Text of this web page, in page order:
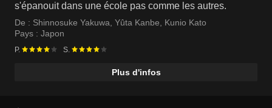
s'épanouit dans une école pas comme les autres.
De : Shinnosuke Yakuwa, Yûta Kanbe, Kunio Kato
Pays : Japon
P. S.
Plus d'infos